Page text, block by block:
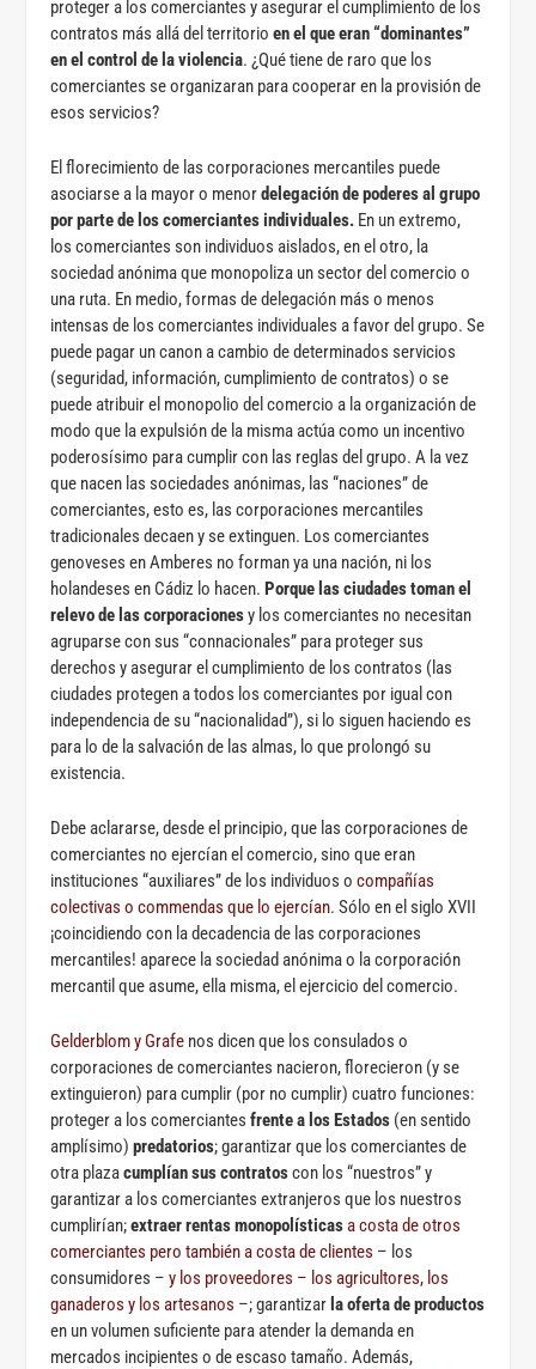
proteger a los comerciantes y asegurar el cumplimiento de los
contratos más allá del territorioen el que eran “dominantes”
en el control de la violencia. ¿Qué tiene de raro que los
comerciantes se organizaran para cooperar en la provisión de
esos servicios?
El florecimiento de las corporaciones mercantiles puede
asociarse a la mayor o menordelegación de poderes al grupo
por parte de los comerciantes individuales. En un extremo,
los comerciantes son individuos aislados, en el otro, la
sociedad anónima que monopoliza un sector del comercio o
una ruta. En medio, formas de delegación más o menos
intensas de los comerciantes individuales a favor del grupo. Se
puede pagar un canon a cambio de determinados servicios
(seguridad, información, cumplimiento de contratos) o se
puede atribuir el monopolio del comercio a la organización de
modo que la expulsión de la misma actúa como un incentivo
poderosísimo para cumplir con las reglas del grupo. A la vez
que nacen las sociedades anónimas, las “naciones” de
comerciantes, esto es, las corporaciones mercantiles
tradicionales decaen y se extinguen. Los comerciantes
genoveses en Amberes no forman ya una nación, ni los
holandeses en Cádiz lo hacen.Porque las ciudades toman el
relevo de las corporacionesy los comerciantes no necesitan
agruparse con sus “connacionales” para proteger sus
derechos y asegurar el cumplimiento de los contratos (las
ciudades protegen a todos los comerciantes por igual con
independencia de su “nacionalidad”), si lo siguen haciendo es
para lo de la salvación de las almas, lo que prolongó su
existencia.
Debe aclararse, desde el principio, que las corporaciones de
comerciantes no ejercían el comercio, sino que eran
instituciones “auxiliares” de los individuos o compañías
colectivas o commendas que lo ejercían. Sólo en el siglo XVII
¡coincidiendo con la decadencia de las corporaciones
mercantiles! aparece la sociedad anónima o la corporación
mercantil que asume, ella misma, el ejercicio del comercio.
Gelderblom y Grafe nos dicen que los consulados o
corporaciones de comerciantes nacieron, florecieron (y se
extinguieron) para cumplir (por no cumplir) cuatro funciones:
proteger a los comerciantesfrente a los Estados (en sentido
amplísimo)predatorios; garantizar que los comerciantes de
otra plazacumplían sus contratoscon los “nuestros” y
garantizar a los comerciantes extranjeros que los nuestros
cumplirían;extraer rentas monopolísticasa costa de otros
comerciantes pero también a costa de clientes – los
consumidores –y los proveedores – los agricultores, los
ganaderos y los artesanos –; garantizar la oferta de productos
en un volumen suficiente para atender la demanda en
mercados incipientes o de escaso tamaño. Además,